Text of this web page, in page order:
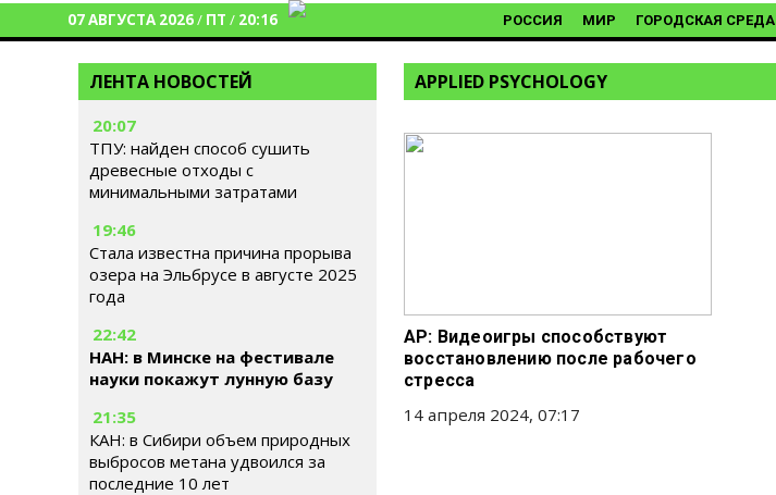
07 АВГУСТА 2026/ ПТ / 20:16 РОССИЯ МИР ГОРОДСКАЯ СРЕДА
ЛЕНТА НОВОСТЕЙ
20:07
ТПУ: найден способ сушить
древесные отходы с
минимальными затратами
19:46
Стала известна причина прорыва
озера на Эльбрусе в августе 2025
года
22:42
НАН: в Минске на фестивале
науки покажут лунную базу
21:35
КАН: в Сибири объем природных
выбросов метана удвоился за
последние 10 лет
APPLIED PSYCHOLOGY
AP: Видеоигры способствуют
восстановлению после рабочего
стресса
14 апреля 2024, 07:17